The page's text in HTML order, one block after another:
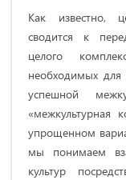
Как известно,
сводится к
целого
необходимых для
успешной
«межкультурная
упрощенном
мы понимаем
культур